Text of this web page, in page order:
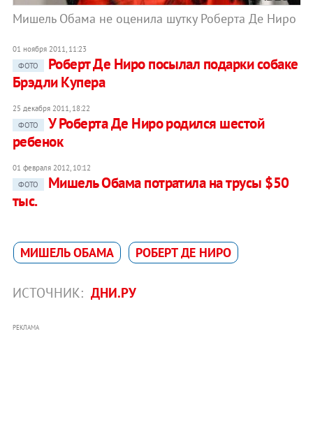
Мишель Обама не оценила шутку Роберта Де Ниро
01 ноября 2011, 11:23
ФОТО
Роберт Де Ниро посылал подарки собаке
Брэдли Купера
25 декабря 2011, 18:22
ФОТО
У Роберта Де Ниро родился шестой
ребенок
01 февраля 2012, 10:12
ФОТО
Мишель Обама потратила на трусы $50
тыс.
МИШЕЛЬ ОБАМА РОБЕРТ ДЕ НИРО
ИСТОЧНИК: ДНИ.РУ
РЕКЛАМА